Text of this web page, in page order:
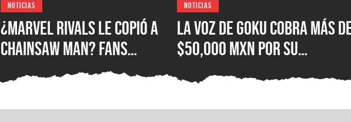
NOTICIAS
¿Marvel Rivals le copió a
Chainsaw Man? Fans
comparan a The Hood con el
Demonio Pistola
NOTICIAS
La voz de Goku cobra más
$50,000 MXN por su
consideran que es un
excesivo